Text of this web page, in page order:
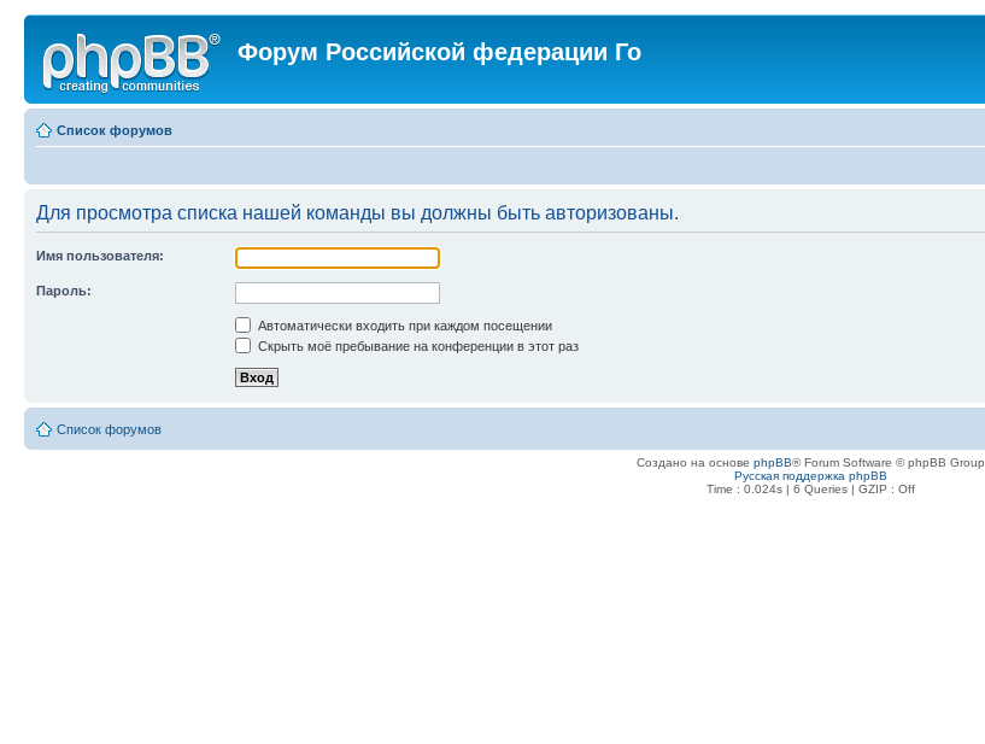
Форум Российской федерации Го
Список форумов
Для просмотра списка нашей команды вы должны быть авторизованы.
Имя пользователя:
Пароль:
Автоматически входить при каждом посещении
Скрыть моё пребывание на конференции в этот раз
Список форумов
Создано на основе phpBB® Forum Software © phpBB Group
Русская поддержка phpBB
Time : 0.024s | 6 Queries | GZIP : Off